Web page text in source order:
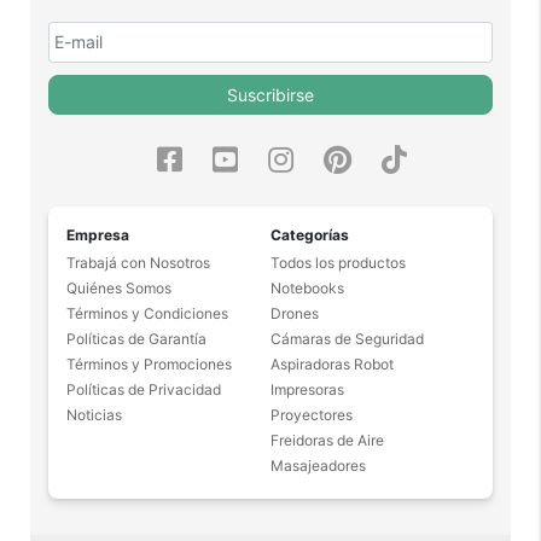
Suscribirse
Empresa
Trabajá con Nosotros
Quiénes Somos
Términos y Condiciones
Políticas de Garantía
Términos y Promociones
Políticas de Privacidad
Noticias
Categorías
Todos los productos
Notebooks
Drones
Cámaras de Seguridad
Aspiradoras Robot
Impresoras
Proyectores
Freidoras de Aire
Masajeadores